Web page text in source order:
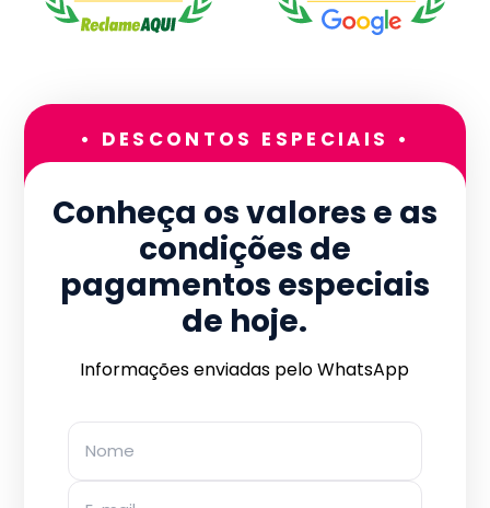
• DESCONTOS ESPECIAIS •
Conheça os valores e as
condições de
pagamentos especiais
de hoje.
Informações enviadas pelo WhatsApp